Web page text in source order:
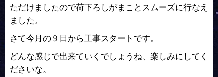
ただけましたので荷下ろしがまことスムーズに行なえ
ました。
さて今月の９日から工事スタートです。
どんな感じで出来ていくでしょうね、楽しみにしてく
ださいな。